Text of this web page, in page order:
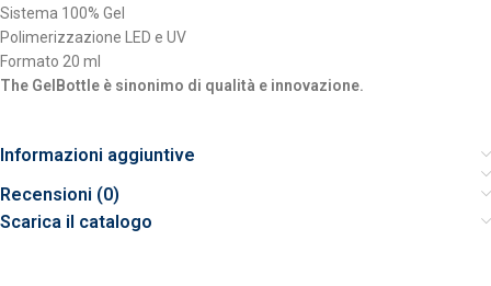
Sistema 100% Gel
Polimerizzazione LED e UV
Formato 20 ml
The GelBottle è sinonimo di qualità e innovazione.
Informazioni aggiuntive
Recensioni (0)
Scarica il catalogo